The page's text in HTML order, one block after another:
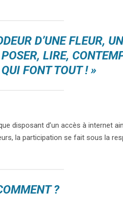
D’UNE FLEUR,
LIRE,
FONT TOUT ! »
disposant d’un accès à internet
la participation se fait sous la
?